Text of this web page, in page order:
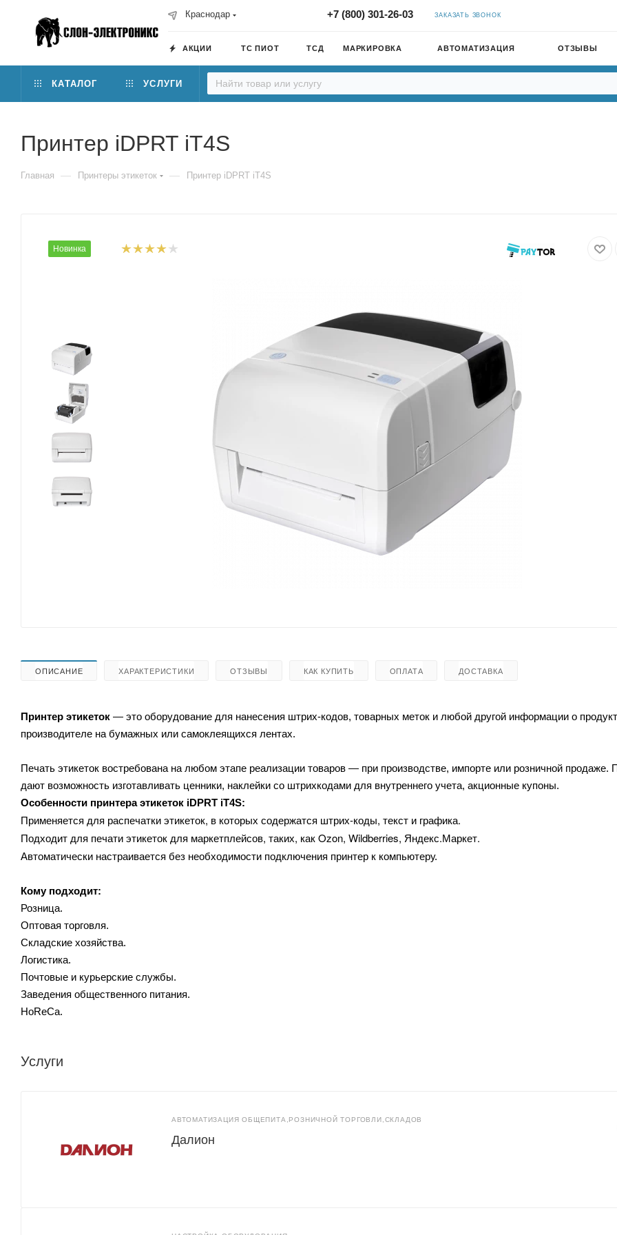
Краснодар +7 (800) 301-26-03 ЗАКАЗАТЬ ЗВОНОК
АКЦИИ ТС ПИОТ ТСД МАРКИРОВКА АВТОМАТИЗАЦИЯ ОТЗЫВЫ
КАТАЛОГ УСЛУГИ
Принтер iDPRT iT4S
Главная — Принтеры этикеток — Принтер iDPRT iT4S
Новинка
ОПИСАНИЕ ХАРАКТЕРИСТИКИ ОТЗЫВЫ КАК КУПИТЬ ОПЛАТА ДОСТАВКА
Принтер этикеток — это оборудование для нанесения штрих-кодов, товарных меток и любой другой информации о
производителе на бумажных или самоклеящихся лентах.
Печать этикеток востребована на любом этапе реализации товаров — при производстве, импорте или розничной продаже.
дают возможность изготавливать ценники, наклейки со штрихкодами для внутреннего учета, акционные купоны.
Особенности принтера этикеток iDPRT iT4S:
Применяется для распечатки этикеток, в которых содержатся штрих-коды, текст и графика.
Подходит для печати этикеток для маркетплейсов, таких, как Ozon, Wildberries, Яндекс.Маркет.
Автоматически настраивается без необходимости подключения принтер к компьютеру.
Кому подходит:
Розница.
Оптовая торговля.
Складские хозяйства.
Логистика.
Почтовые и курьерские службы.
Заведения общественного питания.
HoReCa.
Услуги
АВТОМАТИЗАЦИЯ ОБЩЕПИТА,РОЗНИЧНОЙ ТОРГОВЛИ,СКЛАДОВ
Далион